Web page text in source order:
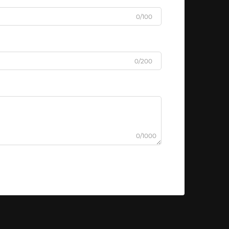
0/100
0/200
0/1000